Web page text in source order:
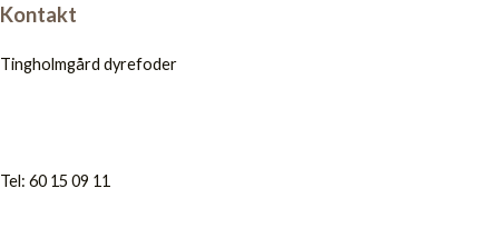
Kontakt
Tingholmgård dyrefoder
Tel: 60 15 09 11